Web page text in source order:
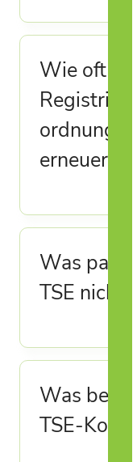
Wie oft
ordnung
erneuert
Was
TSE nicht
Was
TSE-